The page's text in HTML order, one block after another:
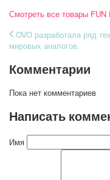
Смотреть все товары FUN
OVO разработала ряд
мировых аналогов.
Комментарии
Пока нет комментариев
Написать
Имя